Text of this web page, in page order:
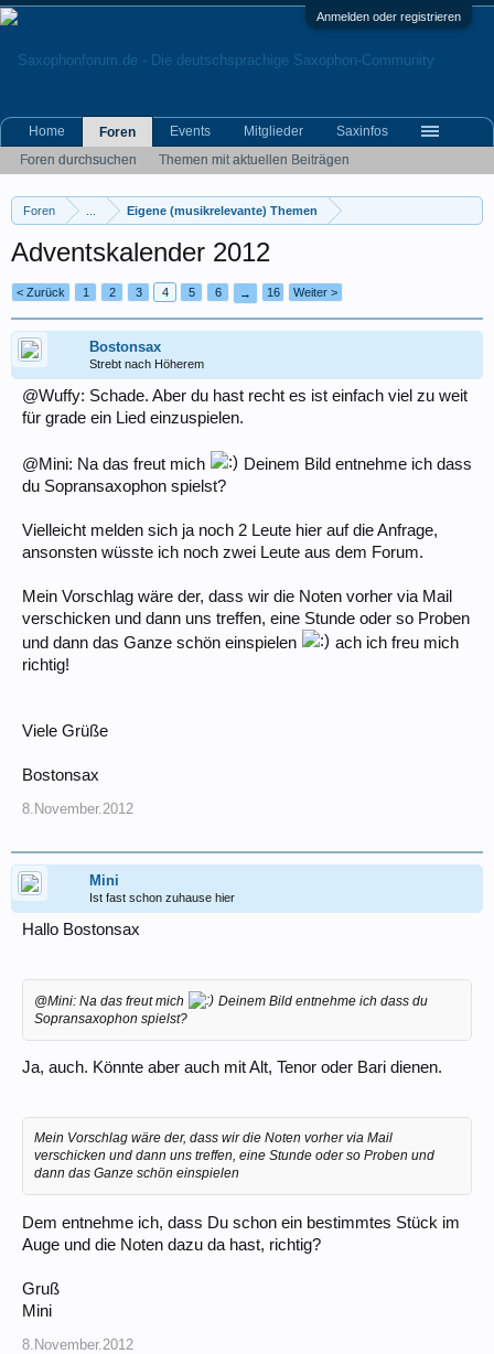
Anmelden oder registrieren
Foren Eigene (musikrelevante) Themen
Adventskalender 2012
< Zurück 1 2 3 4 5 6 → 16 Weiter >
Bostonsax
Strebt nach Höherem
@Wuffy: Schade. Aber du hast recht es ist einfach viel zu weit
für grade ein Lied einzuspielen.
@Mini: Na das freut mich
Deinem Bild entnehme ich dass
du Sopransaxophon spielst?
Vielleicht melden sich ja noch 2 Leute hier auf die Anfrage,
ansonsten wüsste ich noch zwei Leute aus dem Forum.
Mein Vorschlag wäre der, dass wir die Noten vorher via Mail
verschicken und dann uns treffen, eine Stunde oder so Proben
und dann das Ganze schön einspielen
ach ich freu mich
richtig!
Viele Grüße
Bostonsax
8.November.2012
Mini
Ist fast schon zuhause hier
Hallo Bostonsax
@Mini: Na das freut mich
Deinem Bild entnehme ich dass du
Sopransaxophon spielst?
Ja, auch. Könnte aber auch mit Alt, Tenor oder Bari dienen.
Mein Vorschlag wäre der, dass wir die Noten vorher via Mail
verschicken und dann uns treffen, eine Stunde oder so Proben und
dann das Ganze schön einspielen
Dem entnehme ich, dass Du schon ein bestimmtes Stück im
Auge und die Noten dazu da hast, richtig?
Gruß
Mini
8.November.2012
Home
Foren
Foren durchsuchen
Themen mit aktuellen Beiträgen
Events Mitglieder Saxinfos